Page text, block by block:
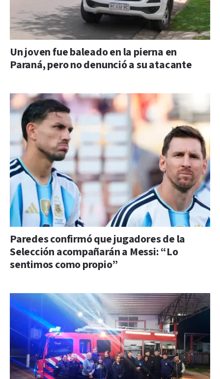
Un joven fue baleado en la pierna en
Paraná, pero no denunció a su atacante
Paredes confirmó que jugadores de la
Selección acompañarán a Messi: “Lo
sentimos como propio”